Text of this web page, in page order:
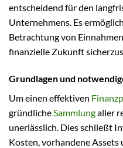
entscheidend für den
Unternehmens. Es
Betrachtung von
finanzielle Zukunft
Grundlagen und
Um einen effektiven
gründliche Sammlungaller
unerlässlich. Dies schließt
Kosten, vorhandene Assets